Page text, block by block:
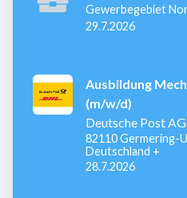
Gewerbegebiet
86666 Burgheim,
Veröffentlicht
29.7.2026
Ausbildung
(m/w/d)
Deutsche Post AG
82110
Deutschland +
Veröffentlicht
28.7.2026